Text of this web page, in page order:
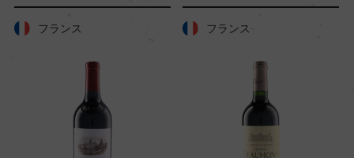
ー
フランス フランス